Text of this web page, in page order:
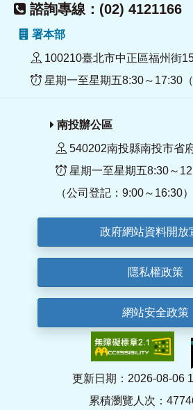
諮詢專線：(02) 4121166
署本部
100210臺北市中正區福州街
星期一至星期五8:30～17:30
南投辦公區
540202南投縣南投市省
星期一至星期五8:30～
（公司登記：9:00～16:30
政府網站資料開放
隱私權政策
網站安全政策
更新日期：2026-08-06
累積瀏覽人次：